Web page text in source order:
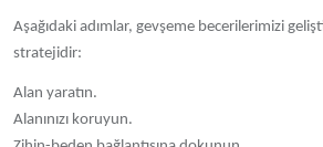
Aşağıdaki adımlar, gevşeme becerilerimizi
stratejidir:
Alan yaratın.
Alanınızı koruyun.